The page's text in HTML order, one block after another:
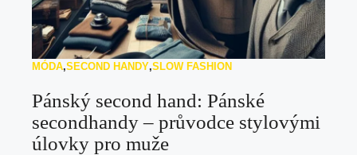
MÓDA,SECOND HANDY,SLOW FASHION
Pánský second hand: Pánské
secondhandy – průvodce stylovými
úlovky pro muže